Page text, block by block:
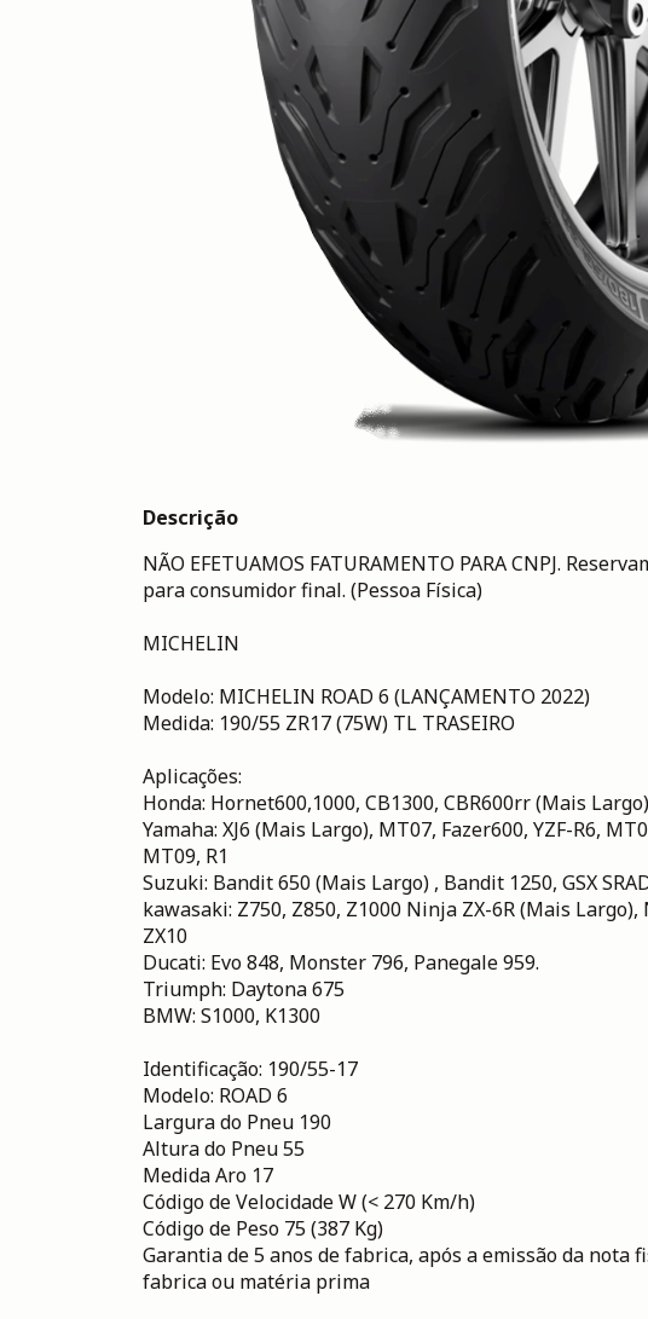
Descrição
NÃO EFETUAMOS FATURAMENTO PARA CNPJ.
para consumidor final. (Pessoa Física)
MICHELIN
Modelo: MICHELIN ROAD 6 (LANÇAMENTO 2022)
Medida: 190/55 ZR17 (75W) TL TRASEIRO
Aplicações:
Honda: Hornet600,1000, CB1300, CBR600rr (Mais
Yamaha: XJ6 (Mais Largo), MT07, Fazer600, YZF-R6,
MT09, R1
Suzuki: Bandit 650 (Mais Largo) , Bandit 1250, GSX
kawasaki: Z750, Z850, Z1000 Ninja ZX-6R (Mais
ZX10
Ducati: Evo 848, Monster 796, Panegale 959.
Triumph: Daytona 675
BMW: S1000, K1300
Identificação: 190/55-17
Modelo: ROAD 6
Largura do Pneu 190
Altura do Pneu 55
Medida Aro 17
Código de Velocidade W (< 270 Km/h)
Código de Peso 75 (387 Kg)
Garantia de 5 anos de fabrica, após a emissão da nota
fabrica ou matéria prima